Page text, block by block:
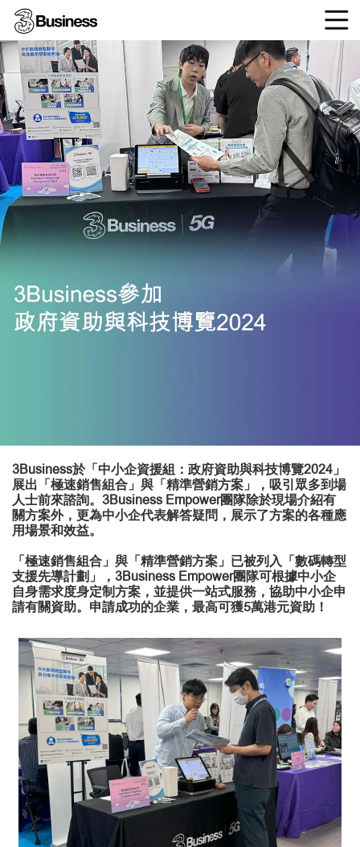
3Business於「中小企資援組：政府資助與科技博覽2024」
展出「極速銷售組合」與「精準營銷方案」，吸引眾多到場
人士前來諮詢。3Business Empower團隊除於現場介紹有
關方案外，更為中小企代表解答疑問，展示了方案的各種應
用場景和效益。
「極速銷售組合」與「精準營銷方案」已被列入「數碼轉型
支援先導計劃」，3Business Empower團隊可根據中小企
自身需求度身定制方案，並提供一站式服務，協助中小企申
請有關資助。申請成功的企業，最高可獲5萬港元資助！